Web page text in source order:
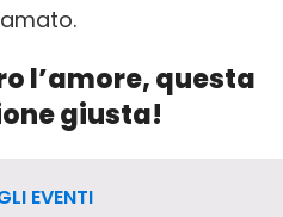
l’amore, questa
giusta!
EVENTI